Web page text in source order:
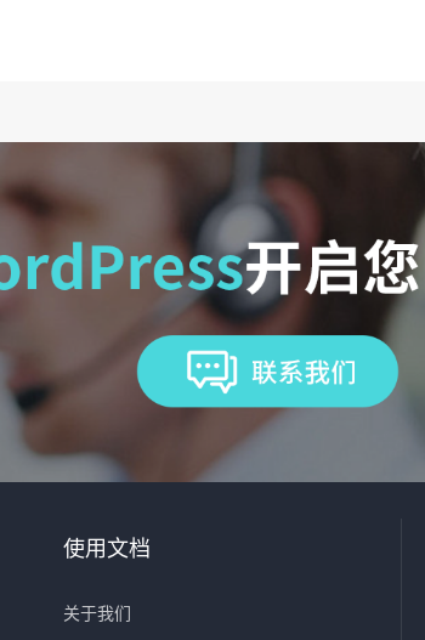
使用文档
关于我们